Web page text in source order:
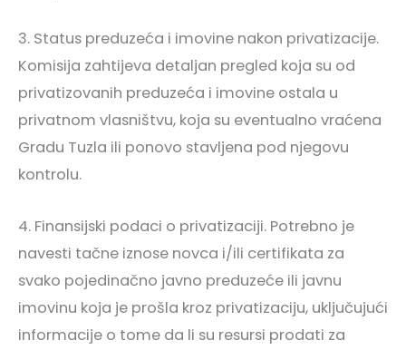
3. Status preduzeća i imovine nakon privatizacije.
Komisija zahtijeva detaljan pregled koja su od
privatizovanih preduzeća i imovine ostala u
privatnom vlasništvu, koja su eventualno vraćena
Gradu Tuzla ili ponovo stavljena pod njegovu
kontrolu.
4. Finansijski podaci o privatizaciji. Potrebno je
navesti tačne iznose novca i/ili certifikata za
svako pojedinačno javno preduzeće ili javnu
imovinu koja je prošla kroz privatizaciju, uključujući
informacije o tome da li su resursi prodati za